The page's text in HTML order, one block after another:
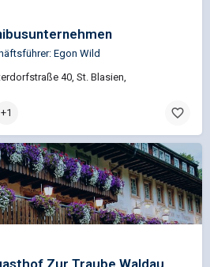
Egon Wild
40, St. Blasien,
+1
Zur Traube Waldau